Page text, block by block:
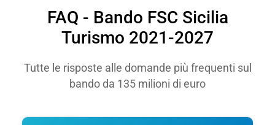
FAQ - Bando FSC Sicilia
Turismo 2021-2027
Tutte le risposte alle domande più frequenti sul
bando da 135 milioni di euro